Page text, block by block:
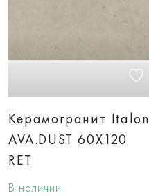
Керамогранит Italon
AVA.DUST 60X120
RET
В наличии